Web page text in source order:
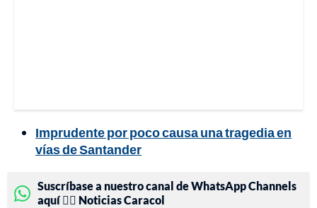
Imprudente por poco causa una tragedia en
vías de Santander
Suscríbase a nuestro canal de WhatsApp Channels
aquí 👉🏻 Noticias Caracol